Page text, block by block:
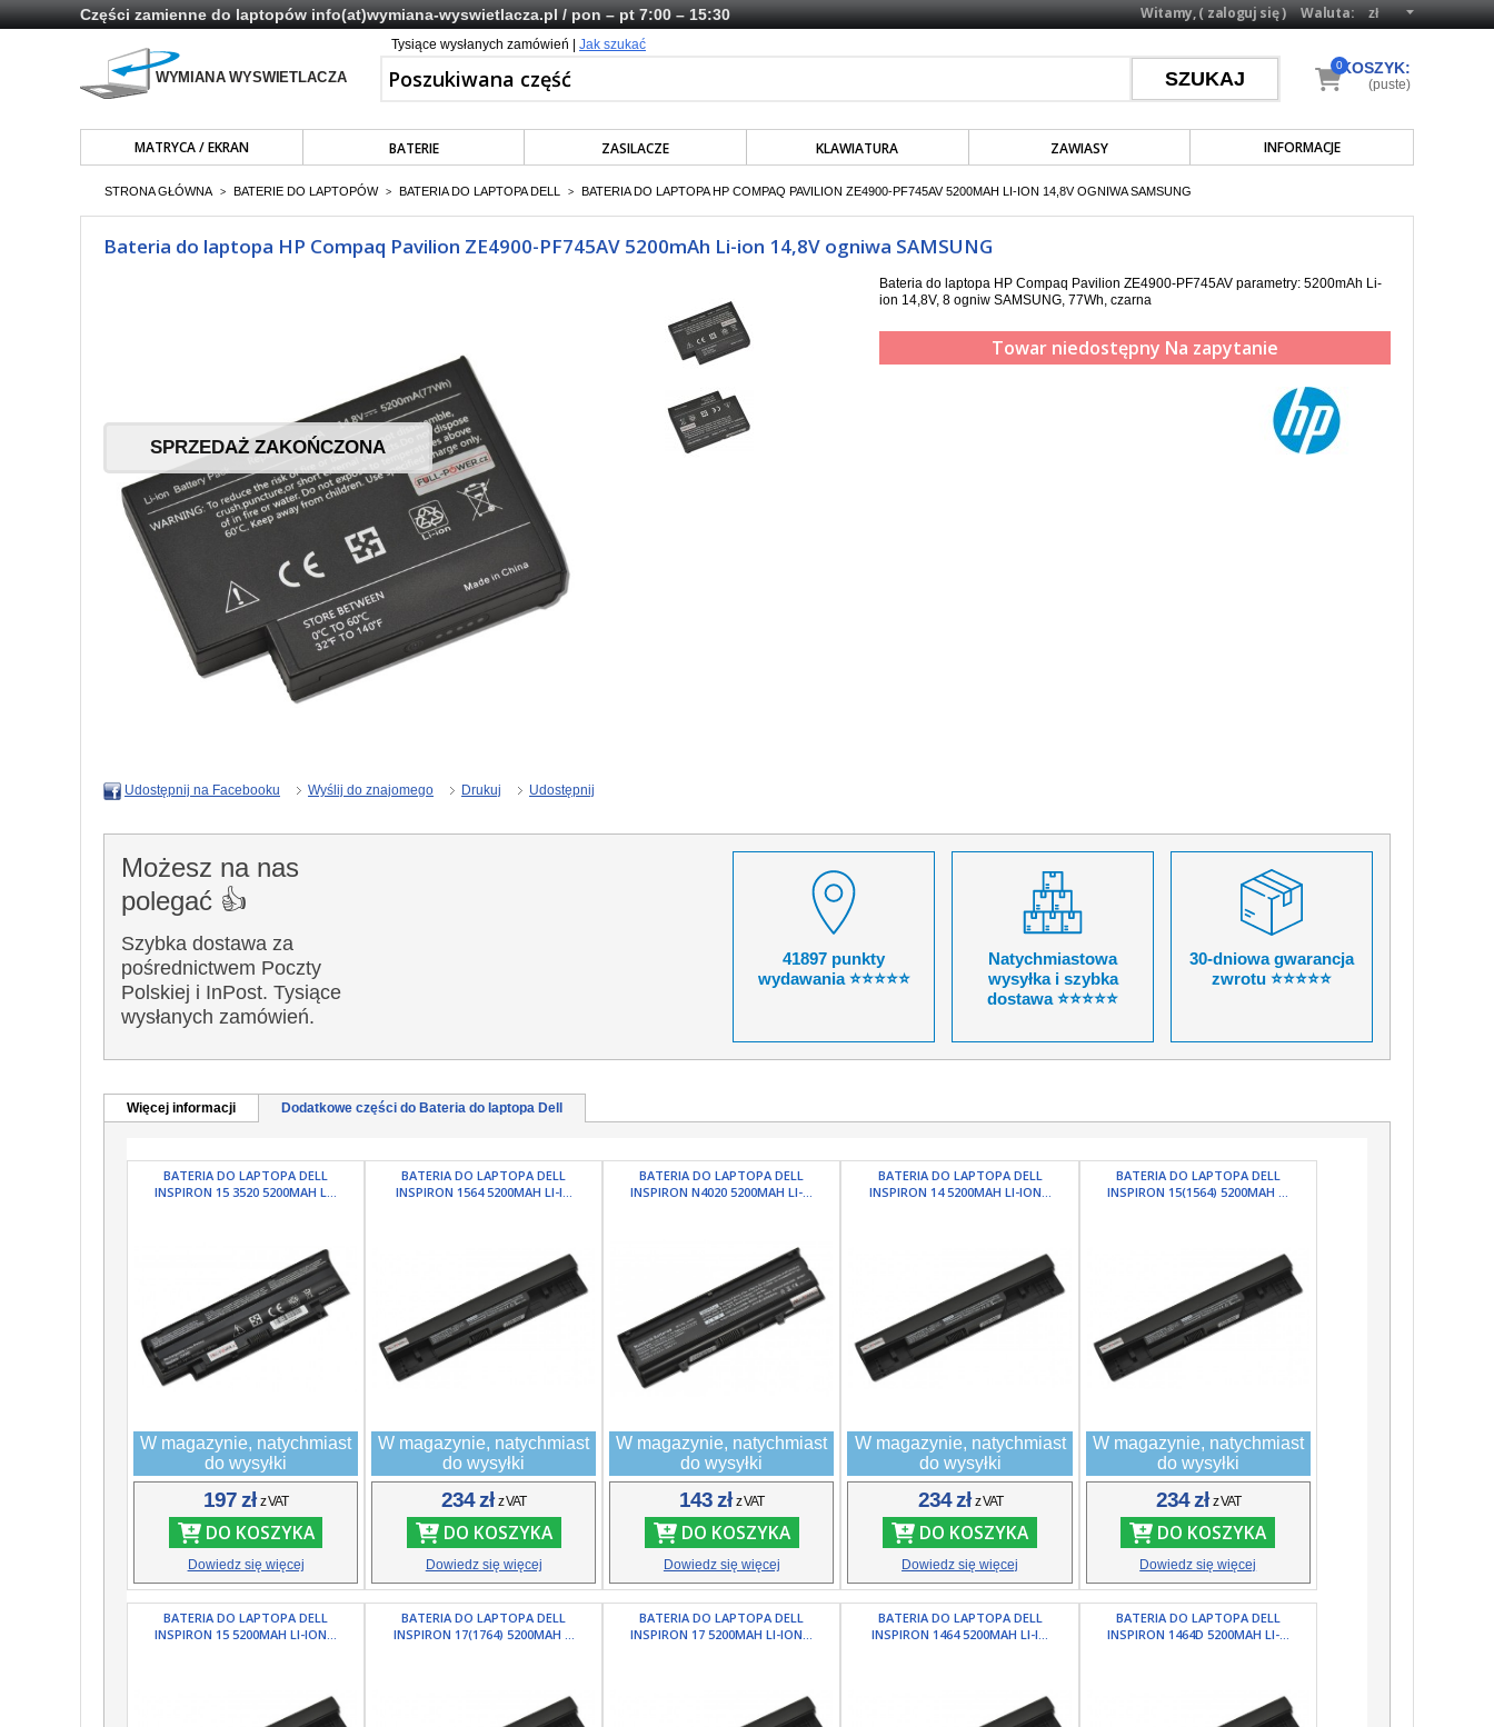
Części zamienne do laptopówinfo(at)wymiana-wyswietlacza.pl/ pon – pt 7:00 – 15:30 Waluta:
Witamy, (zaloguj się)
Tysiące wysłanych zamówień | Jak szukać
MATRYCA / EKRAN BATERIE ZASILACZE KLAWIATURA ZAWIASY INFORMACJE
KOSZYK:
0
(puste)
STRONA GŁÓWNA > BATERIE DO LAPTOPÓW > BATERIA DO LAPTOPA DELL > BATERIA DO LAPTOPA HP COMPAQ PAVILION ZE4900-PF745AV 5200MAH LI-ION 14,8V OGNIWA SAMSUNG
Bateria do laptopa HP Compaq Pavilion ZE4900-PF745AV 5200mAh Li-ion 14,8V ogniwa SAMSUNG
SPRZEDAŻ ZAKOŃCZONA
Bateria do laptopa HP Compaq Pavilion ZE4900-PF745AV parametry: 5200mAh Li-
ion 14,8V, 8 ogniw SAMSUNG, 77Wh, czarna
Towar niedostępny Na zapytanie
Udostępnij na Facebooku Wyślij do znajomego Drukuj Udostępnij
Możesz na nas
polegać 👍
Szybka dostawa za
pośrednictwem Poczty
Polskiej i InPost. Tysiące
wysłanych zamówień.
41897 punkty
wydawania ⭐⭐⭐⭐⭐
Natychmiastowa
wysyłka i szybka
dostawa ⭐⭐⭐⭐⭐
30-dniowa gwarancja
zwrotu ⭐⭐⭐⭐⭐
Więcej informacji Dodatkowe części do Bateria do laptopa Dell
BATERIA DO LAPTOPA DELL
INSPIRON 15 3520 5200MAH L...
W magazynie, natychmiast
do wysyłki
197 złz VAT
DO KOSZYKA
Dowiedz się więcej
BATERIA DO LAPTOPA DELL
INSPIRON 1564 5200MAH LI-I...
W magazynie, natychmiast
do wysyłki
234 złz VAT
DO KOSZYKA
Dowiedz się więcej
BATERIA DO LAPTOPA DELL
INSPIRON N4020 5200MAH LI-...
W magazynie, natychmiast
do wysyłki
143 złz VAT
DO KOSZYKA
Dowiedz się więcej
BATERIA DO LAPTOPA DELL
INSPIRON 14 5200MAH LI-ION...
W magazynie, natychmiast
do wysyłki
234 złz VAT
DO KOSZYKA
Dowiedz się więcej
BATERIA DO LAPTOPA DELL
INSPIRON 15(1564) 5200MAH ...
W magazynie, natychmiast
do wysyłki
234 złz VAT
DO KOSZYKA
Dowiedz się więcej
BATERIA DO LAPTOPA DELL
INSPIRON 15 5200MAH LI-ION...
BATERIA DO LAPTOPA DELL
INSPIRON 17(1764) 5200MAH ...
BATERIA DO LAPTOPA DELL
INSPIRON 17 5200MAH LI-ION...
BATERIA DO LAPTOPA DELL
INSPIRON 1464 5200MAH LI-I...
BATERIA DO LAPTOPA DELL
INSPIRON 1464D 5200MAH LI-...